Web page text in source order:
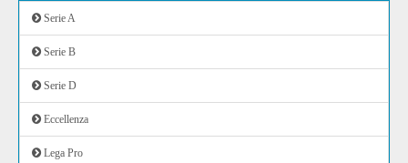
Serie A
Serie B
Serie D
Eccellenza
Lega Pro